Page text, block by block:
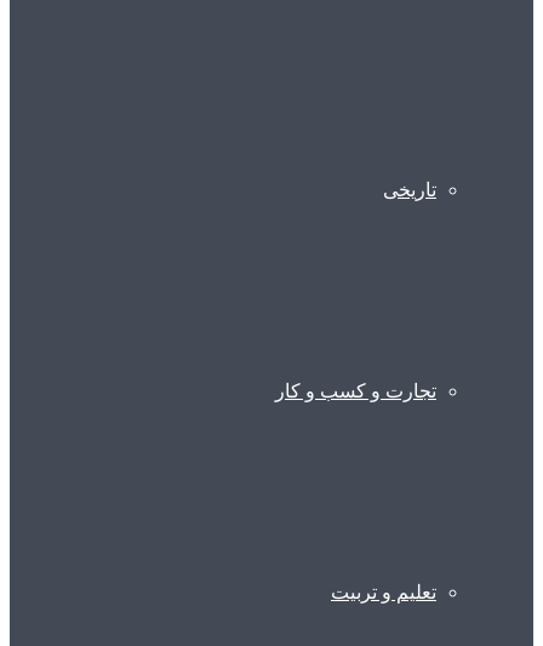
تاریخی
تجارت و کسب و کار
تعلیم و تربیت